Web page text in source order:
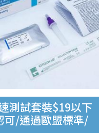
測試套裝$19以下
可/通過歐盟標準/